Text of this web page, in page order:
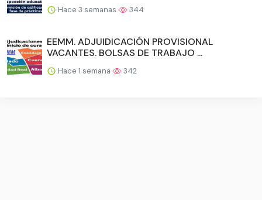
Hace 3 semanas 344
EEMM. ADJUIDICACIÓN PROVISIONAL
VACANTES. BOLSAS DE TRABAJO ...
Hace 1 semana 342